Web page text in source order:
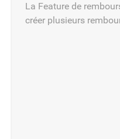
La Feature de
créer plusieurs